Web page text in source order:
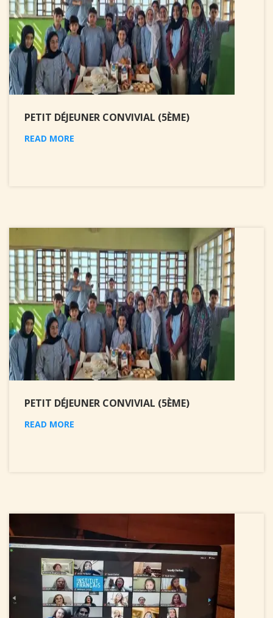
PETIT DÉJEUNER CONVIVIAL (5ÈME)
READ MORE
PETIT DÉJEUNER CONVIVIAL (5ÈME)
READ MORE